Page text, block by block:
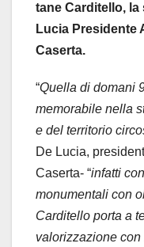
tane Carditello,
Lucia Presidente
Caserta.
“Quella di domani
memorabile nella
e del territorio
De Lucia,
Caserta- “infatti
monumentali con
Carditello porta a
valorizzazione